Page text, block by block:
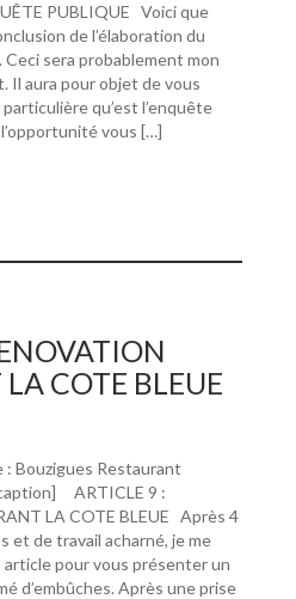
PUBLIQUE Voici que
de l’élaboration du
Ceci sera probablement mon
Il aura pour objet de vous
qu’est l’enquête
vous […]
COTE BLEUE
Bouzigues Restaurant
ARTICLE 9 :
LA COTE BLEUE Après 4
et de travail acharné, je me
article pour vous présenter un
d’embûches. Après une prise